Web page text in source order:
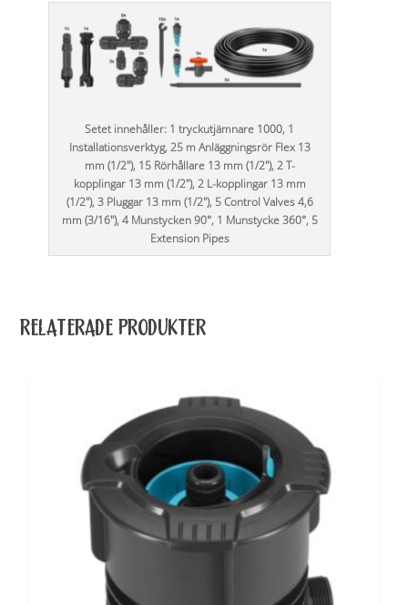
Setet innehåller: 1 tryckutjämnare 1000, 1
Installationsverktyg, 25 m Anläggningsrör Flex 13
mm (1/2"), 15 Rörhållare 13 mm (1/2"), 2 T-
kopplingar 13 mm (1/2"), 2 L-kopplingar 13 mm
(1/2"), 3 Pluggar 13 mm (1/2"), 5 Control Valves 4,6
mm (3/16"), 4 Munstycken 90°, 1 Munstycke 360°, 5
Extension Pipes
RELATERADE PRODUKTER